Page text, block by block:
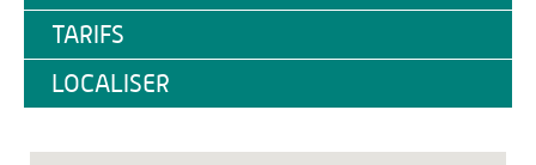
TARIFS
LOCALISER